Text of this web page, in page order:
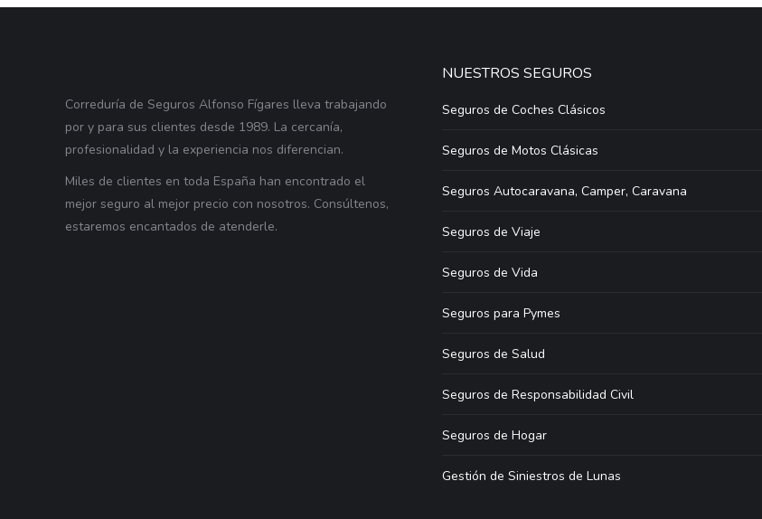
Correduría de Seguros Alfonso Fígares lleva trabajando
por y para sus clientes desde 1989. La cercanía,
profesionalidad y la experiencia nos diferencian.
Miles de clientes en toda España han encontrado el
mejor seguro al mejor precio con nosotros. Consúltenos,
estaremos encantados de atenderle.
NUESTROS SEGUROS
Seguros de Coches Clásicos
Seguros de Motos Clásicas
Seguros Autocaravana, Camper, Caravana
Seguros de Viaje
Seguros de Vida
Seguros para Pymes
Seguros de Salud
Seguros de Responsabilidad Civil
Seguros de Hogar
Gestión de Siniestros de Lunas